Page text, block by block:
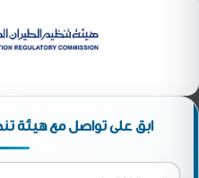
ابق على تواصل مع هيئة